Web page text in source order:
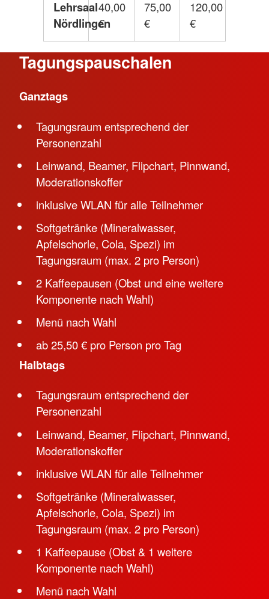
Lehrsaal
Nördlingen
40,00
€
75,00
€
120,00
€
Tagungspauschalen
Ganztags
Tagungsraum entsprechend der
Personenzahl
Leinwand, Beamer, Flipchart, Pinnwand,
Moderationskoffer
inklusive WLAN für alle Teilnehmer
Softgetränke (Mineralwasser,
Apfelschorle, Cola, Spezi) im
Tagungsraum (max. 2 pro Person)
2 Kaffeepausen (Obst und eine weitere
Komponente nach Wahl)
Menü nach Wahl
ab 25,50 € pro Person pro Tag
Halbtags
Tagungsraum entsprechend der
Personenzahl
Leinwand, Beamer, Flipchart, Pinnwand,
Moderationskoffer
inklusive WLAN für alle Teilnehmer
Softgetränke (Mineralwasser,
Apfelschorle, Cola, Spezi) im
Tagungsraum (max. 2 pro Person)
1 Kaffeepause (Obst & 1 weitere
Komponente nach Wahl)
Menü nach Wahl